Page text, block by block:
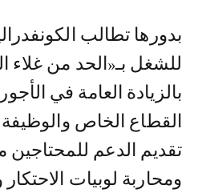
بدورها تطالب
للشغل بـ«الحد من غلاء
بالزيادة العامة في
القطاع الخاص
تقديم الدعم للمحتاجين
ومحاربة لوبيات